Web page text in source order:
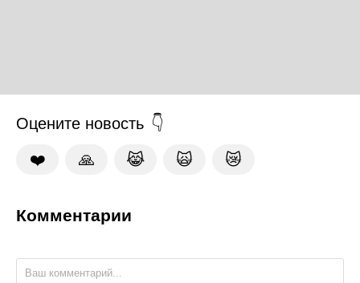
Оцените новость
❤️ 🙏 😹 🙀 😿
Комментарии